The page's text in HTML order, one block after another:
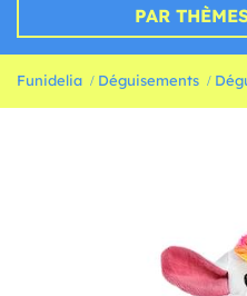
PAR
Funidelia Déguisements